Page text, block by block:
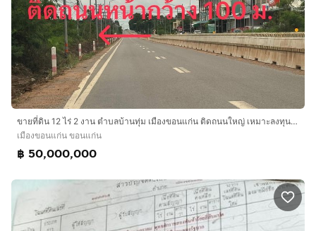
ขายที่ดิน 12 ไร่ 2 งาน ตำบลบ้านทุ่ม เมืองขอนแก่น ติดถนนใหญ่ เหมาะลงทุน ราคา 50 ล้านบาท
เมืองขอนแก่น ขอนแก่น
฿ 50,000,000